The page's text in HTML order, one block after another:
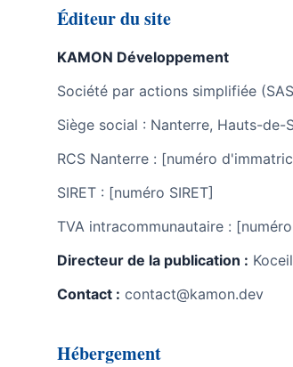
Éditeur du site
KAMON Développement
Société par actions simplifiée
Siège social : Nanterre, Hauts-de-
RCS Nanterre : [numéro
SIRET : [numéro SIRET]
TVA intracommunautaire :
Directeur de la publication :
Contact : contact@kamon.dev
Hébergement